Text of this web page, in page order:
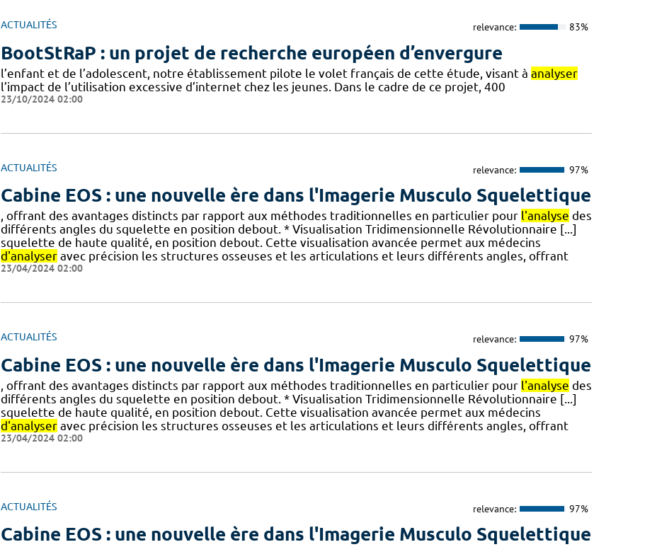
ACTUALITÉS relevance: 83%
BootStRaP : un projet de recherche européen d’envergure
l’enfant et de l’adolescent, notre établissement pilote le volet français de cette étude, visant à analyser
l’impact de l’utilisation excessive d’internet chez les jeunes. Dans le cadre de ce projet, 400
23/10/2024 02:00
ACTUALITÉS relevance: 97%
Cabine EOS : une nouvelle ère dans l'Imagerie Musculo Squelettique
, offrant des avantages distincts par rapport aux méthodes traditionnelles en particulier pour l'analyse des
différents angles du squelette en position debout. * Visualisation Tridimensionnelle Révolutionnaire [...]
squelette de haute qualité, en position debout. Cette visualisation avancée permet aux médecins
d'analyseravec précision les structures osseuses et les articulations et leurs différents angles, offrant
23/04/2024 02:00
ACTUALITÉS relevance: 97%
Cabine EOS : une nouvelle ère dans l'Imagerie Musculo Squelettique
, offrant des avantages distincts par rapport aux méthodes traditionnelles en particulier pour l'analyse des
différents angles du squelette en position debout. * Visualisation Tridimensionnelle Révolutionnaire [...]
squelette de haute qualité, en position debout. Cette visualisation avancée permet aux médecins
d'analyseravec précision les structures osseuses et les articulations et leurs différents angles, offrant
23/04/2024 02:00
ACTUALITÉS relevance: 97%
Cabine EOS : une nouvelle ère dans l'Imagerie Musculo Squelettique